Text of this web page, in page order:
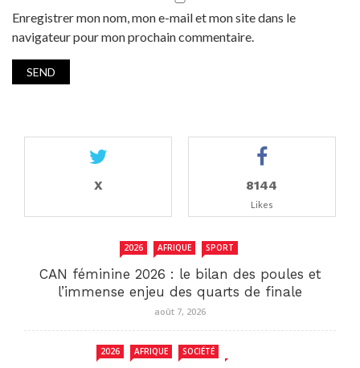
Enregistrer mon nom, mon e-mail et mon site dans le
navigateur pour mon prochain commentaire.
X 8144
Likes
2026 AFRIQUE SPORT
CAN féminine 2026 : le bilan des poules et
l’immense enjeu des quarts de finale
août 7, 2026
2026 AFRIQUE SOCIÉTÉ